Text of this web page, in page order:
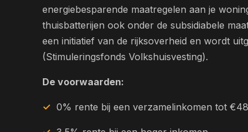
energiebesparende maatregelen aan je
thuisbatterijen ook onder de subsidiabele
een initiatief van de rijksoverheid en wordt
(Stimuleringsfonds Volkshuisvesting).
De voorwaarden:
0% rente bij een verzamelinkomen tot